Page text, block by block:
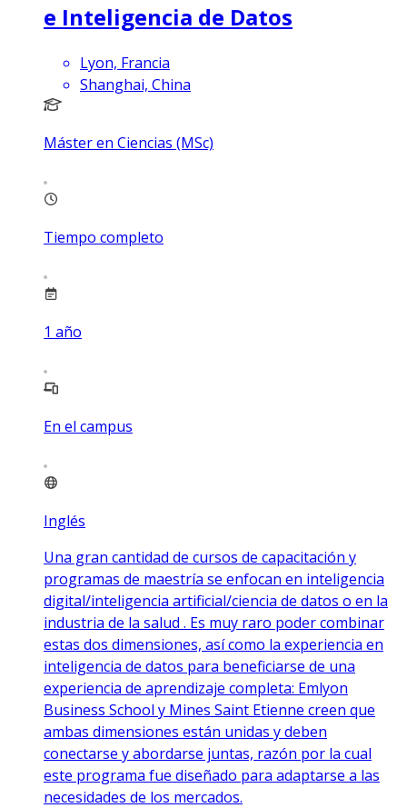
e Inteligencia de Datos
Lyon, Francia
Shanghai, China
Máster en Ciencias (MSc)
Tiempo completo
1 año
En el campus
Inglés
Una gran cantidad de cursos de capacitación y
programas de maestría se enfocan en inteligencia
digital/inteligencia artificial/ciencia de datos o en la
industria de la salud . Es muy raro poder combinar
estas dos dimensiones, así como la experiencia en
inteligencia de datos para beneficiarse de una
experiencia de aprendizaje completa: Emlyon
Business School y Mines Saint Etienne creen que
ambas dimensiones están unidas y deben
conectarse y abordarse juntas, razón por la cual
este programa fue diseñado para adaptarse a las
necesidades de los mercados.